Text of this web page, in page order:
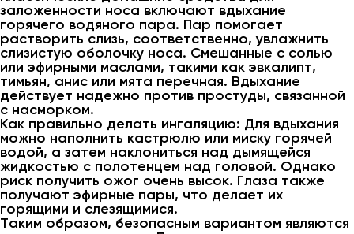
заложенности носа включают вдыхание
горячего водяного пара. Пар помогает
растворить слизь, соответственно, увлажнить
слизистую оболочку носа. Смешанные с солью
или эфирными маслами, такими как эвкалипт,
тимьян, анис или мята перечная. Вдыхание
действует надежно против простуды, связанной
с насморком.
Как правильно делать ингаляцию: Для вдыхания
можно наполнить кастрюлю или миску горячей
водой, а затем наклониться над дымящейся
жидкостью с полотенцем над головой. Однако
риск получить ожог очень высок. Глаза также
получают эфирные пары, что делает их
горящими и слезящимися.
Таким образом, безопасным вариантом являются